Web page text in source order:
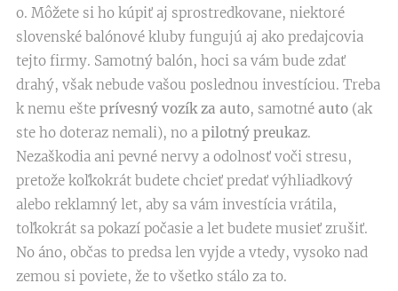
o. Môžete si ho kúpiť aj sprostredkovane, niektoré
slovenské balónové kluby fungujú aj ako predajcovia
tejto firmy. Samotný balón, hoci sa vám bude zdať
drahý, však nebude vašou poslednou investíciou. Treba
k nemu ešte prívesný vozík za auto, samotné auto (ak
ste ho doteraz nemali), no a pilotný preukaz.
Nezaškodia ani pevné nervy a odolnosť voči stresu,
pretože koľkokrát budete chcieť predať výhliadkový
alebo reklamný let, aby sa vám investícia vrátila,
toľkokrát sa pokazí počasie a let budete musieť zrušiť.
No áno, občas to predsa len vyjde a vtedy, vysoko nad
zemou si poviete, že to všetko stálo za to.